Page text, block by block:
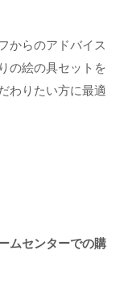
からのアドバイス
の絵の具セットを
わりたい方に最適
ムセンターでの購